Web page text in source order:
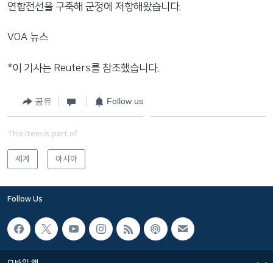
연합전선을 구축해 군정에 저항해왔습니다.
VOA 뉴스
*이 기사는 Reuters를 참조했습니다.
공유 Follow us
This item is part of
세계 아시아
Follow Us